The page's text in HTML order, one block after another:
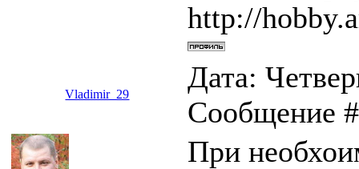
http://
Vladimir_29
Дата:
Сообщение
При